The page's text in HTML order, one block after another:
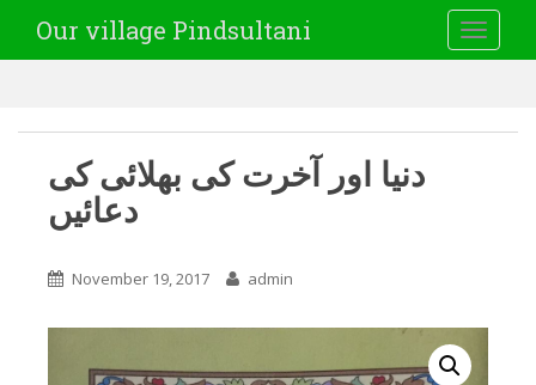
Our village Pindsultani
دنیا اور آخرت کی بھلائی کی
دعائیں
November 19, 2017 admin